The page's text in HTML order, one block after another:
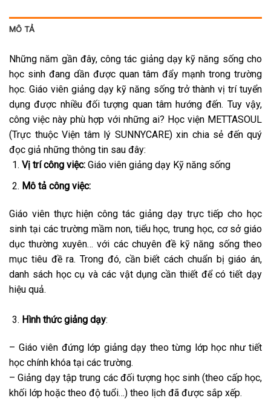
MÔ TẢ
Những năm gần đây, công tác giảng dạy kỹ năng sống cho
học sinh đang dần được quan tâm đẩy mạnh trong trường
học. Giáo viên giảng dạy kỹ năng sống trở thành vị trí tuyển
dụng được nhiều đối tượng quan tâm hướng đến. Tuy vậy,
công việc này phù hợp với những ai? Học viện METTASOUL
(Trực thuộc Viện tâm lý SUNNYCARE) xin chia sẻ đến quý
đọc giả những thông tin sau đây:
Vị trí công việc:Giáo viên giảng dạy Kỹ năng sống
Mô tả công việc:
Giáo viên thực hiện công tác giảng dạy trực tiếp cho học
sinh tại các trường mầm non, tiểu học, trung học, cơ sở giáo
dục thường xuyên… với các chuyên đề kỹ năng sống theo
mục tiêu đề ra. Trong đó, cần biết cách chuẩn bị giáo án,
danh sách học cụ và các vật dụng cần thiết để có tiết dạy
hiệu quả.
Hình thức giảng dạy:
– Giáo viên đứng lớp giảng dạy theo từng lớp học như tiết
học chính khóa tại các trường.
– Giảng dạy tập trung các đối tượng học sinh (theo cấp học,
khối lớp hoặc theo độ tuổi…) theo lịch đã được sắp xếp.